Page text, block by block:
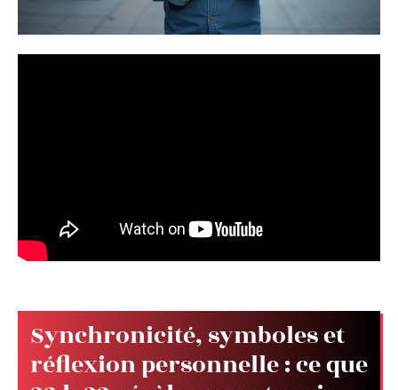
Synchronicité, symboles et
réflexion personnelle : ce que